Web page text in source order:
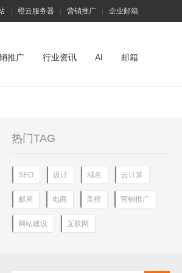
| 橙云服务器 | 营销推广 | 企业邮箱
推广 行业资讯 AI 邮箱
热门TAG
SEO 设计 域名 云计算
邮局 电商 美橙 营销推广
网站建设 互联网